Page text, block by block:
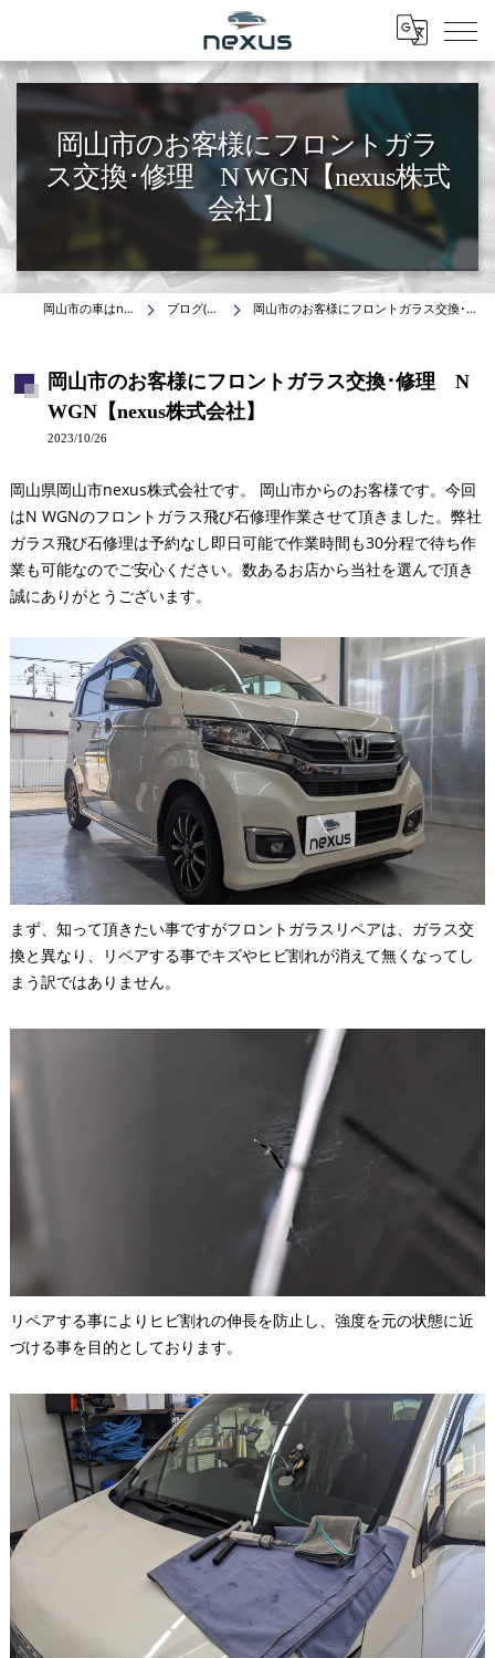
Menu
岡山市のお客様にフロントガラ
ス交換･修理 N WGN【nexus株式
会社】
岡山市の車はnexus株式会社 ブログ(施工事例) 岡山市のお客様にフロントガラス交換･修理 N WGN【nexus株式会社】
岡山市のお客様にフロントガラス交換･修理 N
WGN【nexus株式会社】
2023/10/26
岡山県岡山市nexus株式会社です。 岡山市からのお客様です。今回
はN WGNのフロントガラス飛び石修理作業させて頂きました。弊社
ガラス飛び石修理は予約なし即日可能で作業時間も30分程で待ち作
業も可能なのでご安心ください。数あるお店から当社を選んで頂き
誠にありがとうございます。
まず、知って頂きたい事ですがフロントガラスリペアは、ガラス交
換と異なり、リペアする事でキズやヒビ割れが消えて無くなってし
まう訳ではありません。
リペアする事によりヒビ割れの伸長を防止し、強度を元の状態に近
づける事を目的としております。